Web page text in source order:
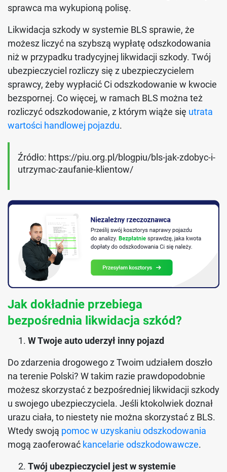
sprawca ma wykupioną polisę.
Likwidacja szkody w systemie BLS sprawie, że
możesz liczyć na szybszą wypłatę odszkodowania
niż w przypadku tradycyjnej likwidacji szkody. Twój
ubezpieczyciel rozliczy się z ubezpieczycielem
sprawcy, żeby wypłacić Ci odszkodowanie w kwocie
bezspornej. Co więcej, w ramach BLS można też
rozliczyć odszkodowanie, z którym wiąże się utrata
wartości handlowej pojazdu.
Źródło: https://piu.org.pl/blogpiu/bls-jak-zdobyc-i-
utrzymac-zaufanie-klientow/
Jak dokładnie przebiega
bezpośrednia likwidacja szkód?
W Twoje auto uderzył inny pojazd
Do zdarzenia drogowego z Twoim udziałem doszło
na terenie Polski? W takim razie prawdopodobnie
możesz skorzystać z bezpośredniej likwidacji szkody
u swojego ubezpieczyciela. Jeśli ktokolwiek doznał
urazu ciała, to niestety nie można skorzystać z BLS.
Wtedy swoją pomoc w uzyskaniu odszkodowania
mogą zaoferować kancelarie odszkodowawcze.
Twój ubezpieczyciel jest w systemie